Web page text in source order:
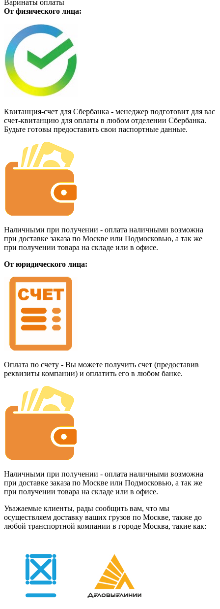
Варинаты оплаты
От физического лица:
Квитанция-счет для Сбербанка - менеджер подготовит для вас
счет-квитанцию для оплаты в любом отделении Сбербанка.
Будьте готовы предоставить свои паспортные данные.
Наличными при получении - оплата наличными возможна
при доставке заказа по Москве или Подмосковью, а так же
при получении товара на складе или в офисе.
От юридического лица:
Оплата по счету - Вы можете получить счет (предоставив
реквизиты компании) и оплатить его в любом банке.
Наличными при получении - оплата наличными возможна
при доставке заказа по Москве или Подмосковью, а так же
при получении товара на складе или в офисе.
Уважаемые клиенты, рады сообщить вам, что мы
осуществляем доставку ваших грузов по Москве, также до
любой транспортной компании в городе Москва, такие как: